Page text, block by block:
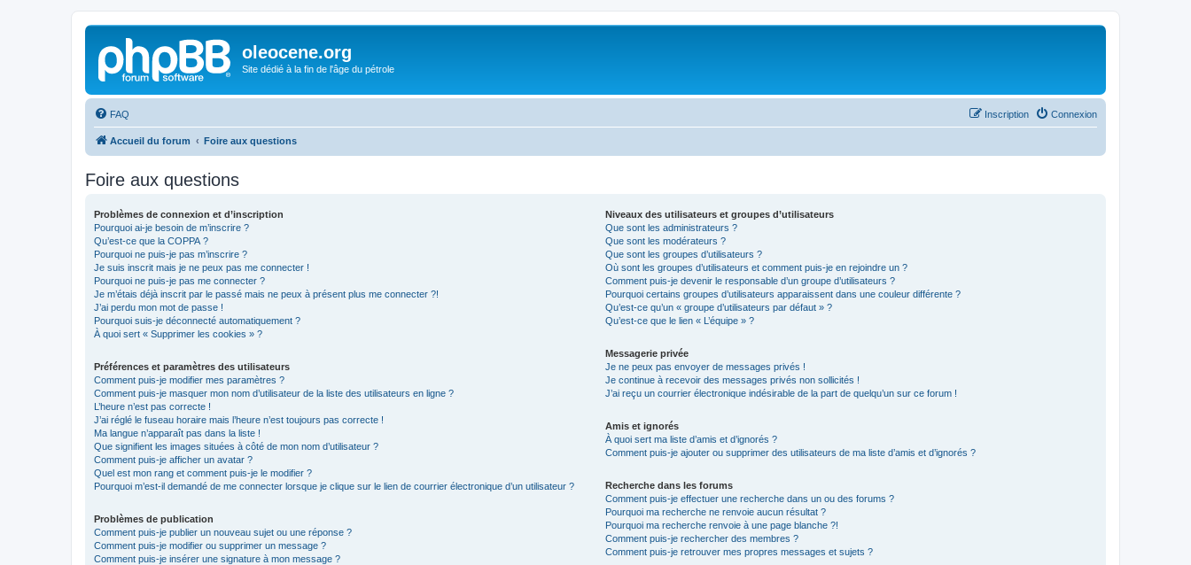
oleocene.org
Site dédié à la fin de l'âge du pétrole
FAQ Connexion
Inscription
Accueil du forum Foire aux questions
Foire aux questions
Problèmes de connexion et d’inscription
Pourquoi ai-je besoin de m’inscrire ?
Qu’est-ce que la COPPA ?
Pourquoi ne puis-je pas m’inscrire ?
Je suis inscrit mais je ne peux pas me connecter !
Pourquoi ne puis-je pas me connecter ?
Je m’étais déjà inscrit par le passé mais ne peux à présent plus me connecter ?!
J’ai perdu mon mot de passe !
Pourquoi suis-je déconnecté automatiquement ?
À quoi sert « Supprimer les cookies » ?
Préférences et paramètres des utilisateurs
Comment puis-je modifier mes paramètres ?
Comment puis-je masquer mon nom d’utilisateur de la liste des utilisateurs en ligne ?
L’heure n’est pas correcte !
J’ai réglé le fuseau horaire mais l’heure n’est toujours pas correcte !
Ma langue n’apparaît pas dans la liste !
Que signifient les images situées à côté de mon nom d’utilisateur ?
Comment puis-je afficher un avatar ?
Quel est mon rang et comment puis-je le modifier ?
Pourquoi m’est-il demandé de me connecter lorsque je clique sur le lien de courrier électronique d’un utilisateur ?
Problèmes de publication
Comment puis-je publier un nouveau sujet ou une réponse ?
Comment puis-je modifier ou supprimer un message ?
Comment puis-je insérer une signature à mon message ?
Niveaux des utilisateurs et groupes d’utilisateurs
Que sont les administrateurs ?
Que sont les modérateurs ?
Que sont les groupes d’utilisateurs ?
Où sont les groupes d’utilisateurs et comment puis-je en rejoindre un ?
Comment puis-je devenir le responsable d’un groupe d’utilisateurs ?
Pourquoi certains groupes d’utilisateurs apparaissent dans une couleur différente ?
Qu’est-ce qu’un « groupe d’utilisateurs par défaut » ?
Qu’est-ce que le lien « L’équipe » ?
Messagerie privée
Je ne peux pas envoyer de messages privés !
Je continue à recevoir des messages privés non sollicités !
J’ai reçu un courrier électronique indésirable de la part de quelqu’un sur ce forum !
Amis et ignorés
À quoi sert ma liste d’amis et d’ignorés ?
Comment puis-je ajouter ou supprimer des utilisateurs de ma liste d’amis et d’ignorés ?
Recherche dans les forums
Comment puis-je effectuer une recherche dans un ou des forums ?
Pourquoi ma recherche ne renvoie aucun résultat ?
Pourquoi ma recherche renvoie à une page blanche ?!
Comment puis-je rechercher des membres ?
Comment puis-je retrouver mes propres messages et sujets ?